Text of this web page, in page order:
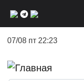
07/08 пт 22:23